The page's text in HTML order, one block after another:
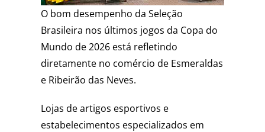
O bom desempenho da Seleção
Brasileira nos últimos jogos da Copa do
Mundo de 2026 está refletindo
diretamente no comércio de Esmeraldas
e Ribeirão das Neves.
Lojas de artigos esportivos e
estabelecimentos especializados em